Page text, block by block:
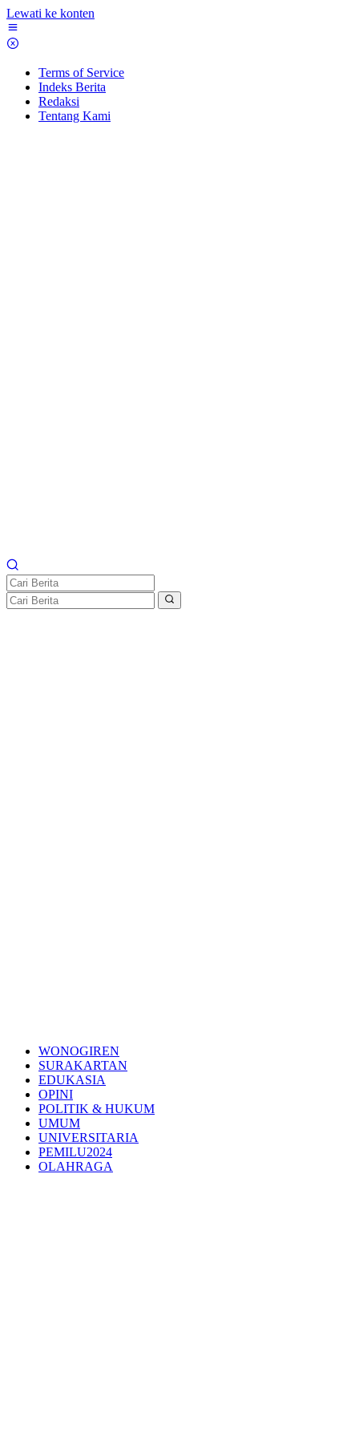
Lewati ke konten
Terms of Service
Indeks Berita
Redaksi
Tentang Kami
WONOGIREN
SURAKARTAN
EDUKASIA
OPINI
POLITIK & HUKUM
UMUM
UNIVERSITARIA
PEMILU2024
OLAHRAGA